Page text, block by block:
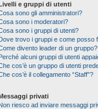
e gruppi di utenti
sono gli amministratori?
sono i moderatori?
sono i gruppi di utenti?
trovo i gruppi e come posso
divento leader di un gruppo?
alcuni gruppi di utenti
cos’è un gruppo di utenti
cos’è il collegamento “Staff”?
privati
riesco ad inviare messaggi